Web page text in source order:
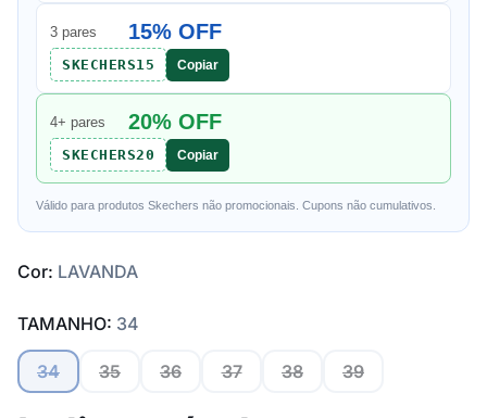
3 pares 15% OFF
SKECHERS15 Copiar
4+ pares 20% OFF
SKECHERS20 Copiar
Válido para produtos Skechers não promocionais. Cupons não cumulativos.
Cor: LAVANDA
TAMANHO: 34
34 35 36 37 38 39